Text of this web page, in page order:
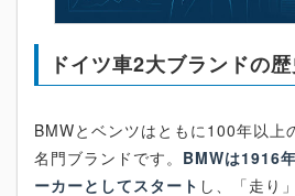
ドイツ車2大ブランドの
BMWとベンツはともに100年以上
名門ブランドです。 BMWは1916
ーカーとしてスタート し、「走り